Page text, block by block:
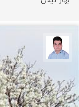
مجید رفیعی